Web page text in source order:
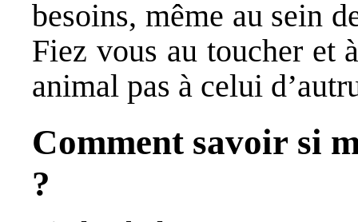
besoins, même au sein
Fiez vous au toucher et
animal pas à celui
Comment savoir si
?